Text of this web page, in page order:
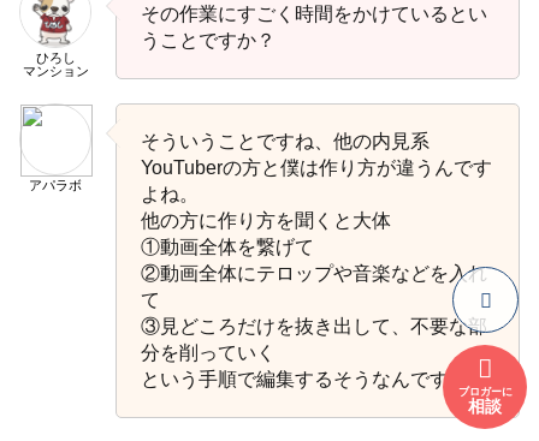
ひろし
マンション
その作業にすごく時間をかけているとい
うことですか？
アパラボ
そういうことですね、他の内見系
YouTuberの方と僕は作り方が違うんです
よね。
他の方に作り方を聞くと大体
①動画全体を繋げて
②動画全体にテロップや音楽などを入れ
て
③見どころだけを抜き出して、不要な部
分を削っていく
という手順で編集するそうなんです。
ブロガーに
相談